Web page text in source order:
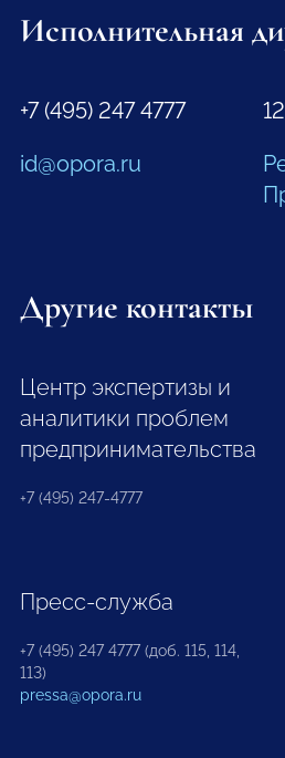
Исполнительная
+7 (495) 247 4777
id@opora.ru
Другие контакты
Центр экспертизы и
аналитики проблем
предпринимательства
+7 (495) 247-4777
Пресс-служба
+7 (495) 247 4777 (доб. 115, 114,
113)
pressa@opora.ru